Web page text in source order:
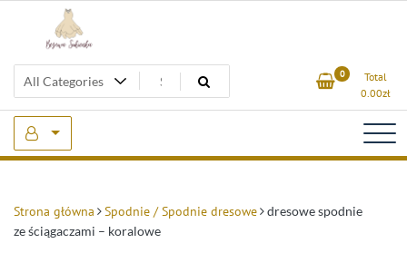
Beżowa Sukienka 0
Total
0.00zł
Strona główna Spodnie / Spodnie dresowe
dresowe spodnie
ze ściągaczami – koralowe